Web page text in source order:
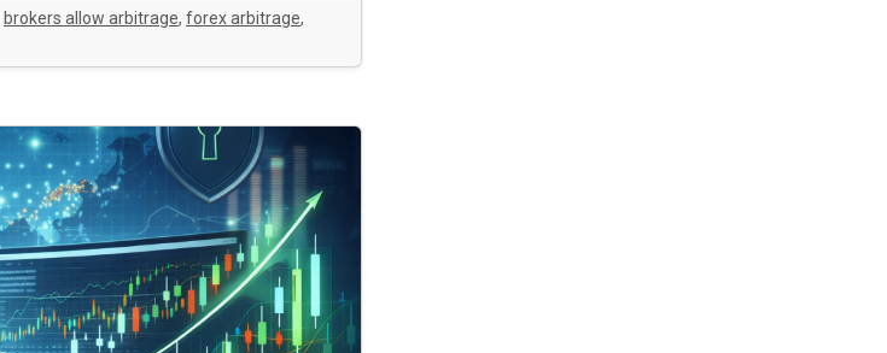
brokers allow arbitrage, forex arbitrage,